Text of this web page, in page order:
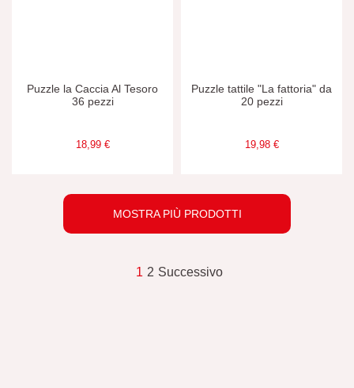
Puzzle la Caccia Al Tesoro
36 pezzi
18,99 €
Puzzle tattile "La fattoria" da
20 pezzi
19,98 €
MOSTRA PIÙ PRODOTTI
1 2 Successivo